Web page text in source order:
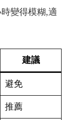
變得模糊,適
建議
避免
推薦